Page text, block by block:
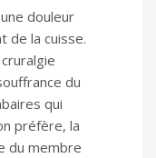
douleur
de la cuisse.
du
qui
préfère, la
du membre